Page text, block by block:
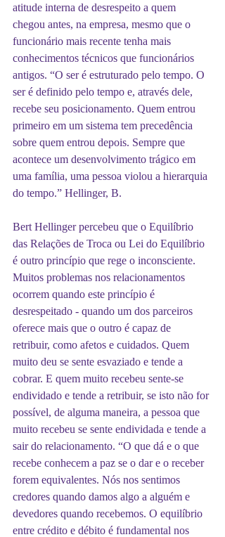
atitude interna de desrespeito a quem
chegou antes, na empresa, mesmo que o
funcionário mais recente tenha mais
conhecimentos técnicos que funcionários
antigos. “O ser é estruturado pelo tempo. O
ser é definido pelo tempo e, através dele,
recebe seu posicionamento. Quem entrou
primeiro em um sistema tem precedência
sobre quem entrou depois. Sempre que
acontece um desenvolvimento trágico em
uma família, uma pessoa violou a hierarquia
do tempo.” Hellinger, B.
Bert Hellinger percebeu que o Equilíbrio
das Relações de Troca ou Lei do Equilíbrio
é outro princípio que rege o inconsciente.
Muitos problemas nos relacionamentos
ocorrem quando este princípio é
desrespeitado - quando um dos parceiros
oferece mais que o outro é capaz de
retribuir, como afetos e cuidados. Quem
muito deu se sente esvaziado e tende a
cobrar. E quem muito recebeu sente-se
endividado e tende a retribuir, se isto não for
possível, de alguma maneira, a pessoa que
muito recebeu se sente endividada e tende a
sair do relacionamento. “O que dá e o que
recebe conhecem a paz se o dar e o receber
forem equivalentes. Nós nos sentimos
credores quando damos algo a alguém e
devedores quando recebemos. O equilíbrio
entre crédito e débito é fundamental nos